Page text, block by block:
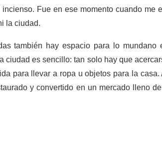
Fue en ese momento cuando me
la ciudad.
también hay espacio para lo mundano
ciudad es sencillo: tan solo hay que
para llevar a ropa u objetos para la
y convertido en un mercado lleno